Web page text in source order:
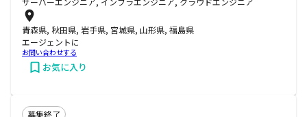
青森県, 秋田県, 岩手県, 宮城県, 山形県, 福島県
エージェントに
お問い合わせする
お気に入り
募集終了